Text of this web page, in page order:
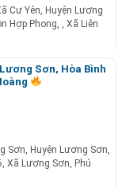
Cư Yên, Huyện Lương
Hợp Phong, , Xã Liên
Sơn, Hòa Bình
Sơn, Huyện Lương Sơn,
Xã Lương Sơn, Phú